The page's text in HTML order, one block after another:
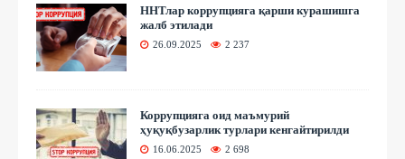
ННТлар коррупцияга қарши курашишга
жалб этилади
26.09.2025 2 237
Коррупцияга оид маъмурий
ҳуқуқбузарлик турлари кенгайтирилди
16.06.2025 2 698